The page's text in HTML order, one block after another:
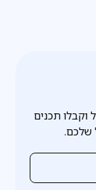
תכנים
שלכם.